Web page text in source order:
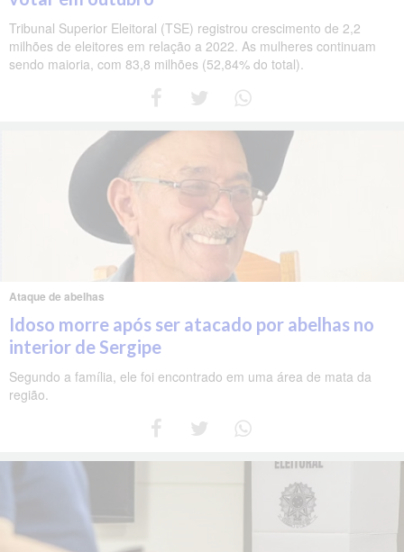
Tribunal Superior Eleitoral (TSE) registrou crescimento de 2,2
milhões de eleitores em relação a 2022. As mulheres continuam
sendo maioria, com 83,8 milhões (52,84% do total).
Ataque de abelhas
Idoso morre após ser atacado por abelhas no
interior de Sergipe
Segundo a família, ele foi encontrado em uma área de mata da
região.